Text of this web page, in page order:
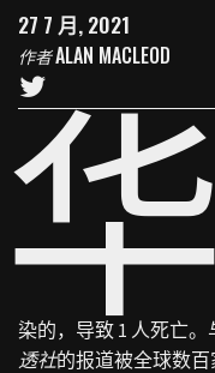
27 7 月, 2021
作者ALAN MACLEOD
华
染的，导致 1 人死亡。
透社的报道被全球数